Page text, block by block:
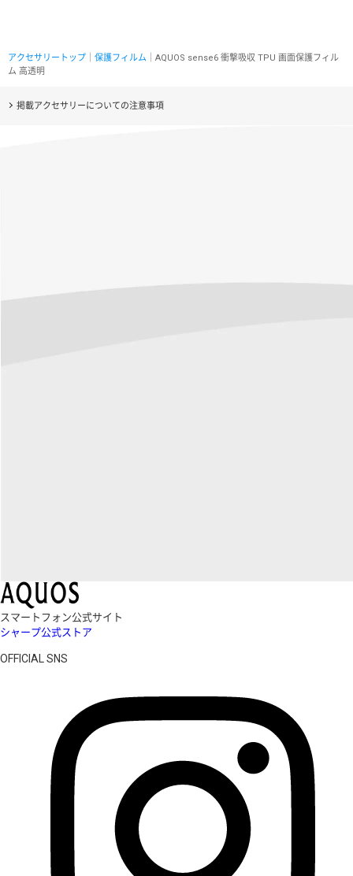
アクセサリートップ 保護フィルム ｜AQUOS sense6 衝撃吸収 TPU 画面保護フィル
ム 高透明
掲載アクセサリーについての注意事項
スマートフォン公式サイト
シャープ公式ストア
OFFICIAL SNS